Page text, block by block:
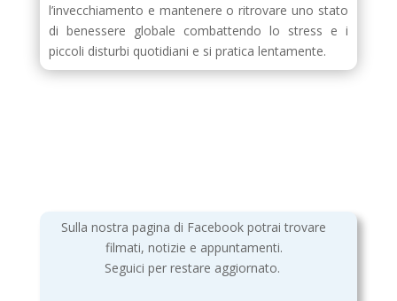
l’invecchiamento e mantenere o ritrovare uno stato
di benessere globale combattendo lo stress e i
piccoli disturbi quotidiani e si pratica lentamente.
Sulla nostra pagina di Facebook potrai trovare
filmati, notizie e appuntamenti.
Seguici per restare aggiornato.